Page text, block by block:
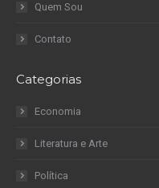
Quem Sou
Contato
Categorias
Economia
Literatura e Arte
Política